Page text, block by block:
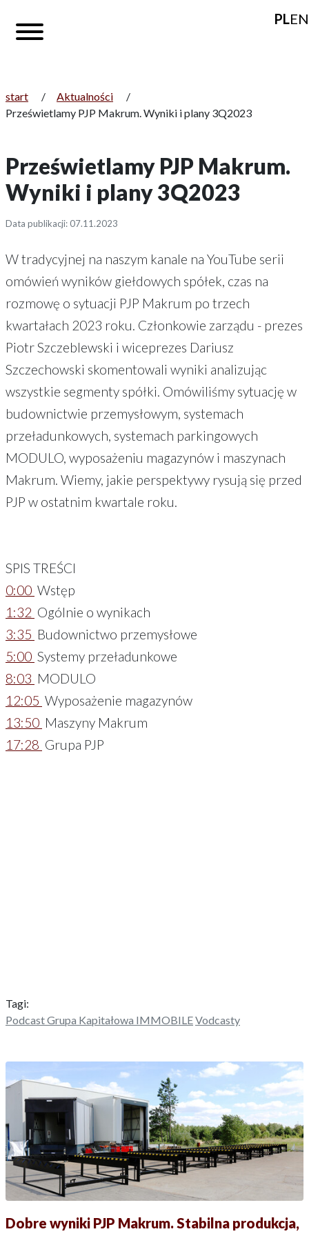
PLEN
start / Aktualności
/
Prześwietlamy PJP Makrum. Wyniki i plany 3Q2023
Prześwietlamy PJP Makrum.
Wyniki i plany 3Q2023
Data publikacji: 07.11.2023
W tradycyjnej na naszym kanale na YouTube serii
omówień wyników giełdowych spółek, czas na
rozmowę o sytuacji PJP Makrum po trzech
kwartałach 2023 roku. Członkowie zarządu - prezes
Piotr Szczeblewski i wiceprezes Dariusz
Szczechowski skomentowali wyniki analizując
wszystkie segmenty spółki. Omówiliśmy sytuację w
budownictwie przemysłowym, systemach
przeładunkowych, systemach parkingowych
MODULO, wyposażeniu magazynów i maszynach
Makrum. Wiemy, jakie perspektywy rysują się przed
PJP w ostatnim kwartale roku.
SPIS TREŚCI
0:00 Wstęp
1:32 Ogólnie o wynikach
3:35 Budownictwo przemysłowe
5:00 Systemy przeładunkowe
8:03 MODULO
12:05 Wyposażenie magazynów
13:50 Maszyny Makrum
17:28 Grupa PJP
Tagi:
Podcast Grupa Kapitałowa IMMOBILEVodcasty
Dobre wyniki PJP Makrum. Stabilna produkcja,